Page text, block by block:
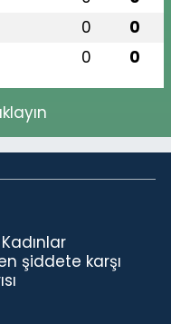
0 0
0 0
şiddete karşı